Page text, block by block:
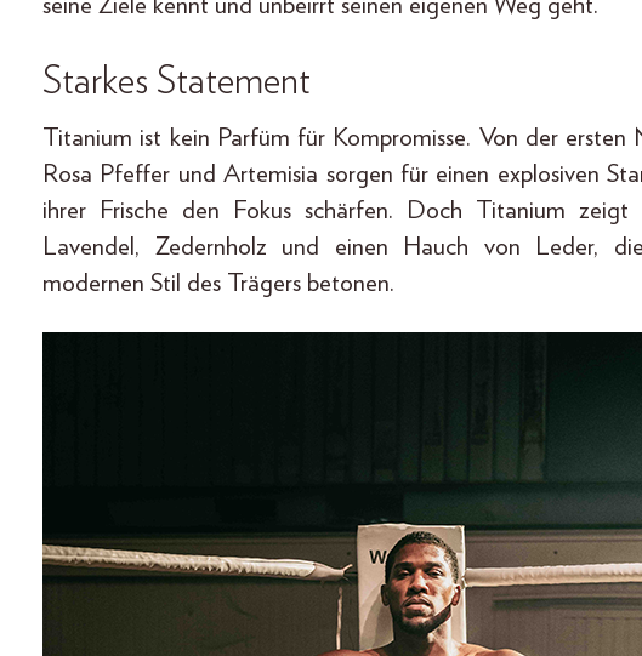
seine Ziele kennt und unbeirrt seinen eigenen Weg geht.
Starkes Statement
Titanium ist kein Parfüm für Kompromisse. Von der
Rosa Pfeffer und Artemisia sorgen für einen explosiven
ihrer Frische den Fokus schärfen. Doch Titanium
Lavendel, Zedernholz und einen Hauch von Leder,
modernen Stil des Trägers betonen.